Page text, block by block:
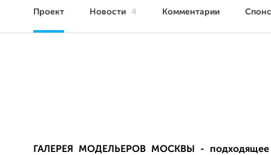
Проект Новости 4 Комментарии
ГАЛЕРЕЯ МОДЕЛЬЕРОВ МОСКВЫ - подходящее